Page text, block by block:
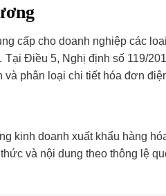
cấp cho doanh nghiệp các
Điều 5, Nghị định số 119/
phân loại chi tiết hóa đơn
kinh doanh xuất khẩu hàng
và nội dung theo thông lệ